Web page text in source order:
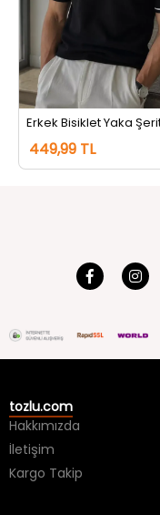
449,99 TL
tozlu.com
Hakkımızda
İletişim
Kargo Takip